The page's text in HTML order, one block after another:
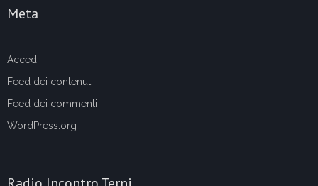
Meta
Accedi
Feed dei contenuti
Feed dei commenti
WordPress.org